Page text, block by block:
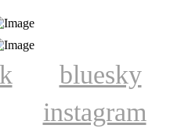
bluesky
instagram